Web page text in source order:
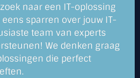
naar een IT-oplossing
sparren over jouw IT-
team van experts
We denken graag
die perfect